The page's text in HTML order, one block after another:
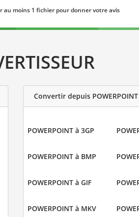
au moins 1 fichier pour donner votre avis
Convertir depuis POWERPOINT
POWERPOINT à 3GP
POWERPOINT à BMP
POWERPOINT à GIF
POWERPOINT à MKV